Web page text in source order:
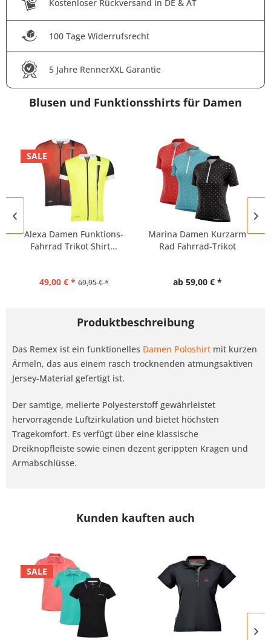
Kostenloser Rückversand in DE & AT
100 Tage Widerrufsrecht
5 Jahre RennerXXL Garantie
Blusen und Funktionsshirts für Damen
SALE
Alexa Damen Funktions-
Fahrrad Trikot Shirt...
49,00 € * 69,95 € *
Marina Damen Kurzarm
Rad Fahrrad-Trikot
ab 59,00 € *
Produktbeschreibung
Das Remex ist ein funktionelles Damen Poloshirt mit kurzen
Ärmeln, das aus einem rasch trocknenden atmungsaktiven
Jersey-Material gefertigt ist.
Der samtige, melierte Polyesterstoff gewährleistet
hervorragende Luftzirkulation und bietet höchsten
Tragekomfort. Es verfügt über eine klassische
Dreiknopfleiste sowie einen dezent gerippten Kragen und
Armabschlüsse.
Kunden kauften auch
SALE